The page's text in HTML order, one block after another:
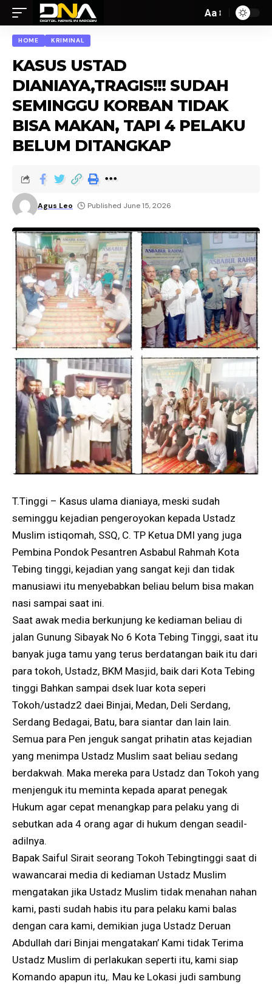
Aa
HOME KRIMINAL
KASUS USTAD
DIANIAYA,TRAGIS!!! SUDAH
SEMINGGU KORBAN TIDAK
BISA MAKAN, TAPI 4 PELAKU
BELUM DITANGKAP
Agus Leo Published June 15, 2026
T.Tinggi – Kasus ulama dianiaya, meski sudah
seminggu kejadian pengeroyokan kepada Ustadz
Muslim istiqomah, SSQ, C. TP Ketua DMI yang juga
Pembina Pondok Pesantren Asbabul Rahmah Kota
Tebing tinggi, kejadian yang sangat keji dan tidak
manusiawi itu menyebabkan beliau belum bisa makan
nasi sampai saat ini.
Saat awak media berkunjung ke kediaman beliau di
jalan Gunung Sibayak No 6 Kota Tebing Tinggi, saat itu
banyak juga tamu yang terus berdatangan baik itu dari
para tokoh, Ustadz, BKM Masjid, baik dari Kota Tebing
tinggi Bahkan sampai dsek luar kota seperi
Tokoh/ustadz2 daei Binjai, Medan, Deli Serdang,
Serdang Bedagai, Batu, bara siantar dan lain lain.
Semua para Pen jenguk sangat prihatin atas kejadian
yang menimpa Ustadz Muslim saat beliau sedang
berdakwah. Maka mereka para Ustadz dan Tokoh yang
menjenguk itu meminta kepada aparat penegak
Hukum agar cepat menangkap para pelaku yang di
sebutkan ada 4 orang agar di hukum dengan seadil-
adilnya.
Bapak Saiful Sirait seorang Tokoh Tebingtinggi saat di
wawancarai media di kediaman Ustadz Muslim
mengatakan jika Ustadz Muslim tidak menahan nahan
kami, pasti sudah habis itu para pelaku kami balas
dengan cara kami, demikian juga Ustadz Deruan
Abdullah dari Binjai mengatakan’ Kami tidak Terima
Ustadz Muslim di perlakukan seperti itu, kami siap
Komando apapun itu,. Mau ke Lokasi judi sambung